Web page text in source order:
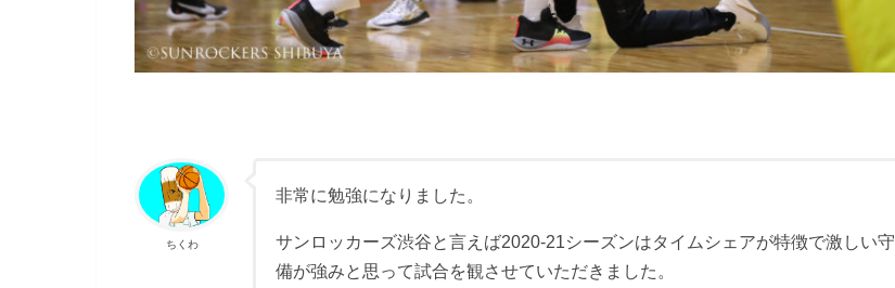
ちくわ
非常に勉強になりました。
サンロッカーズ渋谷と言えば2020-21シーズンはタイムシェアが特徴で激しい守
備が強みと思って試合を観させていただきました。